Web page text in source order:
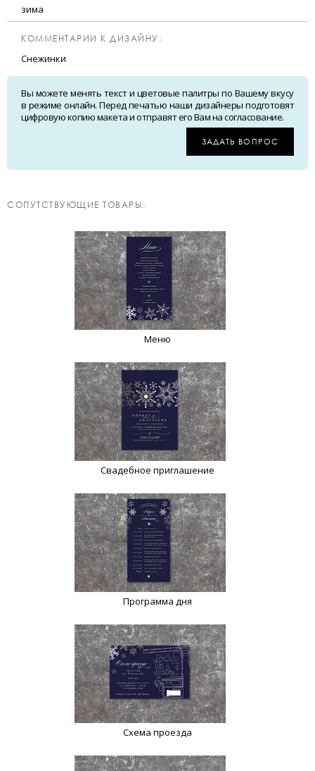
зима
КОММЕНТАРИИ К ДИЗАЙНУ:
Снежинки
Вы можете менять текст и цветовые палитры по Вашему вкусу
в режиме онлайн. Перед печатью наши дизайнеры подготовят
цифровую копию макета и отправят его Вам на согласование.
ЗАДАТЬ ВОПРОС
CОПУТСТВУЮЩИЕ ТОВАРЫ:
Меню
Свадебное приглашение
Программа дня
Схема проезда